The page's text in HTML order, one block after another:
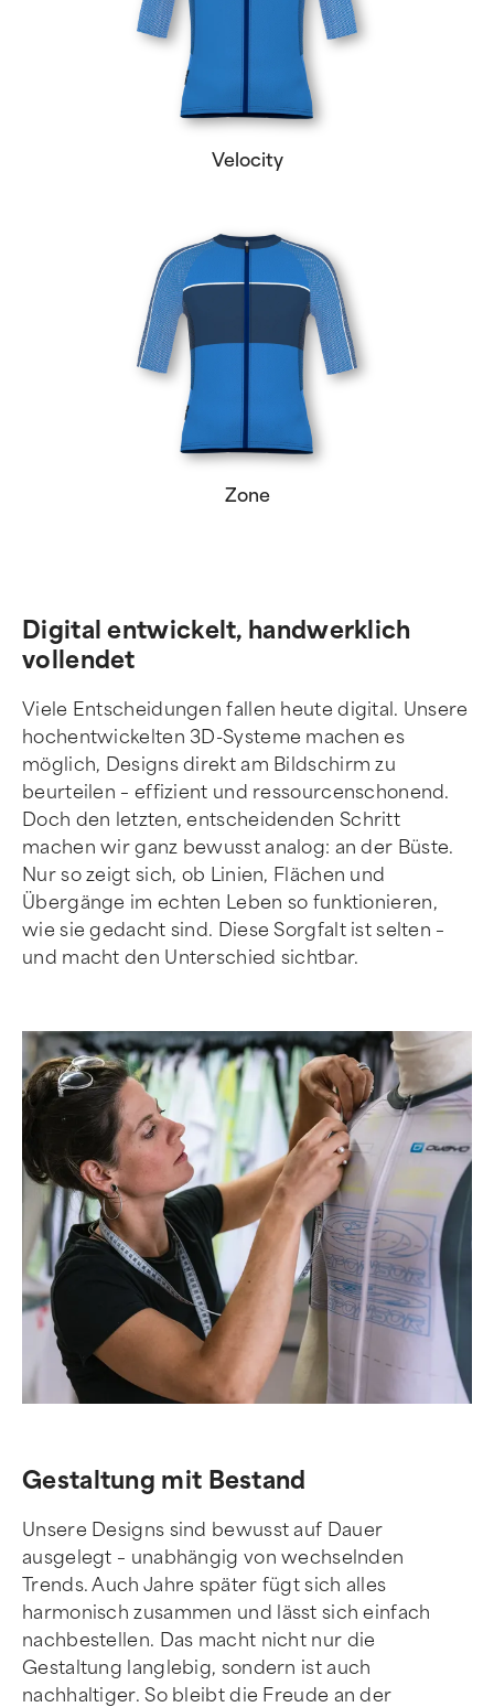
Velocity
Zone
Digital entwickelt, handwerklich
vollendet
Viele Entscheidungen fallen heute digital. Unsere
hochentwickelten 3D-Systeme machen es
möglich, Designs direkt am Bildschirm zu
beurteilen – effizient und ressourcenschonend.
Doch den letzten, entscheidenden Schritt
machen wir ganz bewusst analog: an der Büste.
Nur so zeigt sich, ob Linien, Flächen und
Übergänge im echten Leben so funktionieren,
wie sie gedacht sind. Diese Sorgfalt ist selten –
und macht den Unterschied sichtbar.
Gestaltung mit Bestand
Unsere Designs sind bewusst auf Dauer
ausgelegt – unabhängig von wechselnden
Trends. Auch Jahre später fügt sich alles
harmonisch zusammen und lässt sich einfach
nachbestellen. Das macht nicht nur die
Gestaltung langlebig, sondern ist auch
nachhaltiger. So bleibt die Freude an der